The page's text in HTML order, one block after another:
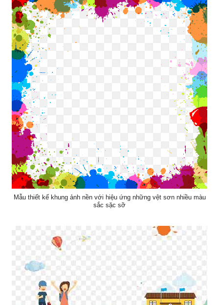
Mẫu thiết kế khung ảnh nền với hiệu ứng những vệt sơn nhiều màu
sắc sặc sỡ